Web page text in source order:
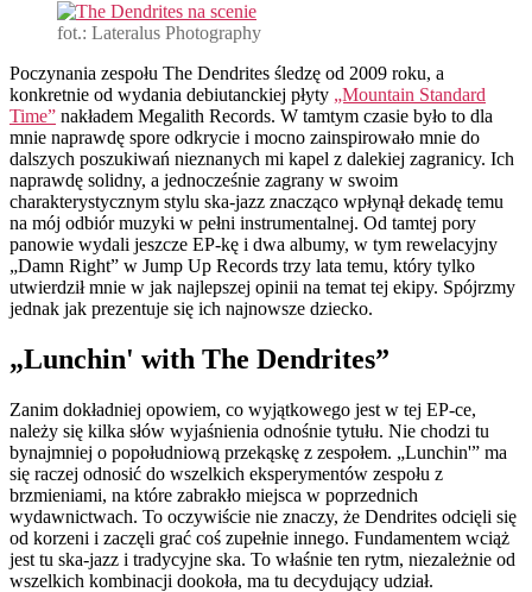
fot.: Lateralus Photography
Poczynania zespołu The Dendrites śledzę od 2009 roku, a
konkretnie od wydania debiutanckiej płyty „Mountain Standard
Time” nakładem Megalith Records. W tamtym czasie było to dla
mnie naprawdę spore odkrycie i mocno zainspirowało mnie do
dalszych poszukiwań nieznanych mi kapel z dalekiej zagranicy. Ich
naprawdę solidny, a jednocześnie zagrany w swoim
charakterystycznym stylu ska-jazz znacząco wpłynął dekadę temu
na mój odbiór muzyki w pełni instrumentalnej. Od tamtej pory
panowie wydali jeszcze EP-kę i dwa albumy, w tym rewelacyjny
„Damn Right” w Jump Up Records trzy lata temu, który tylko
utwierdził mnie w jak najlepszej opinii na temat tej ekipy. Spójrzmy
jednak jak prezentuje się ich najnowsze dziecko.
„Lunchin' with The Dendrites”
Zanim dokładniej opowiem, co wyjątkowego jest w tej EP-ce,
należy się kilka słów wyjaśnienia odnośnie tytułu. Nie chodzi tu
bynajmniej o popołudniową przekąskę z zespołem. „Lunchin'” ma
się raczej odnosić do wszelkich eksperymentów zespołu z
brzmieniami, na które zabrakło miejsca w poprzednich
wydawnictwach. To oczywiście nie znaczy, że Dendrites odcięli się
od korzeni i zaczęli grać coś zupełnie innego. Fundamentem wciąż
jest tu ska-jazz i tradycyjne ska. To właśnie ten rytm, niezależnie od
wszelkich kombinacji dookoła, ma tu decydujący udział.